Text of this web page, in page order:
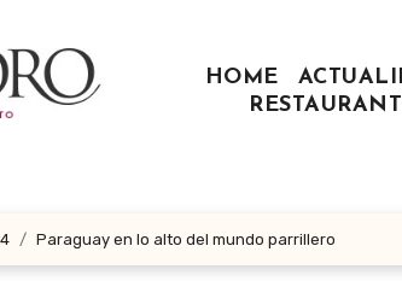
HOME
4 Paraguay en lo alto del mundo parrillero